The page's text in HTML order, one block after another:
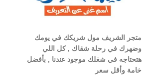
متجر الشريف مول شريكك في يومك
وضهرك في رحلة شقاك , كل اللي
هتحتاجه في شغلك موجود عندنا , بأفضل
خامة وأقل سعر